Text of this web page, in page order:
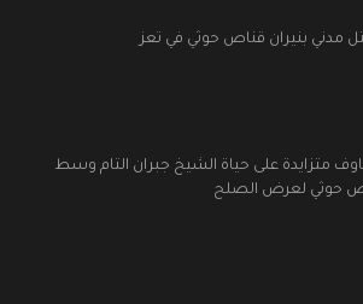
مدني بنيران قناص حوثي في تعز
متزايدة على حياة الشيخ جبران التام وسط
حوثي لعرض الصلح